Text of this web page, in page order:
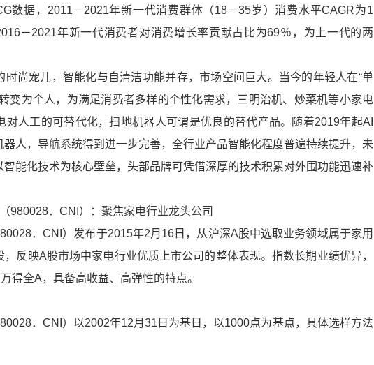
数据，2011－2021年新一代消费群体（18－35岁）消费水平CAGR为1
－2021年新一代消费者对消费增长率贡献占比为69％，为上一代的两
时尚宠儿，智能化与自清洁功能并存，市场空间巨大。当今的年轻人在“单
变为个人，为满足消费者多样的个性化需求，三明治机、炒菜机等小家电
对人工的可替代化，扫地机器人可谓是优良的替代产品。随着2019年起AI
人，导航系统得到进一步完善，全行业产品智能化程度普遍持续提升，未
能化技术为核心壁垒，头部品牌可凭借深厚的技术积累对外围功能迅速补
980028．CNI）：聚焦家电行业龙头公司
．CNI）发布于2015年2月16日，从沪深A股中选取业务领域属于家用
反映A股市场中家电行业优质上市公司的整体表现。指数长期业绩优异，
得全A，具备高收益、高弹性的特点。
．CNI）以2002年12月31日为基日，以1000点为基点，具体选样方法